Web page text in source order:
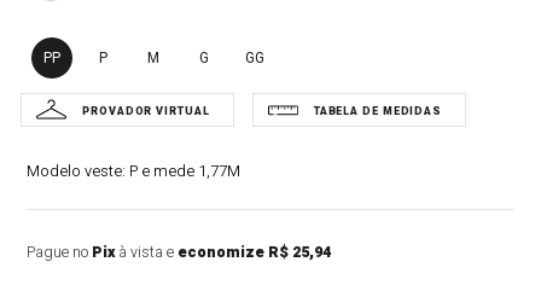
PP P M G GG
Modelo veste: P e mede 1,77M
Pague no Pixà vista e economize R$ 25,94